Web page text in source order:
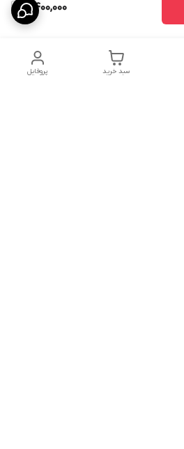
7,400,000
پروفایل سبد خرید